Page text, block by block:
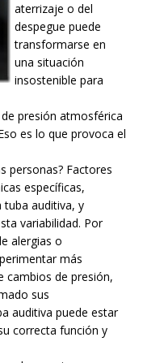
aterrizaje o del
despegue puede
transformarse en
una situación
insostenible para
presión atmosférica
es lo que provoca el
personas? Factores
específicas,
auditiva, y
variabilidad. Por
alergias o
más
cambios de presión,
sus
auditiva puede estar
correcta función y